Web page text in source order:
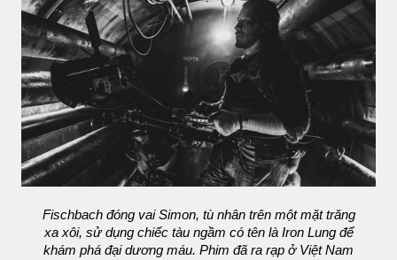
Fischbach đóng vai Simon, tù nhân trên một mặt trăng
xa xôi, sử dụng chiếc tàu ngầm có tên là Iron Lung để
khám phá đại dương máu. Phim đã ra rạp ở Việt Nam